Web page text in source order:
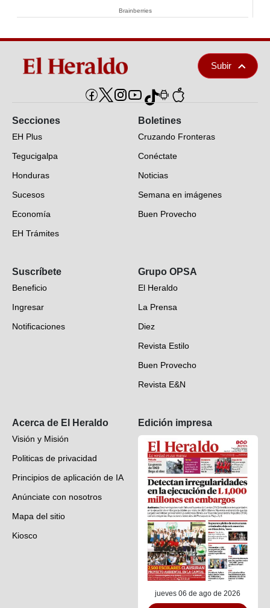
Brainberries
Subir
Secciones
EH Plus
Tegucigalpa
Honduras
Sucesos
Economía
EH Trámites
EH Verifica
Fotogalerías
Deportes
Videos
Boletines
Cruzando Fronteras
Conéctate
Noticias
Semana en imágenes
Buen Provecho
Suscríbete
Beneficio
Ingresar
Notificaciones
Grupo OPSA
El Heraldo
La Prensa
Diez
Revista Estilo
Buen Provecho
Revista E&N
Acerca de El Heraldo
Visión y Misión
Politicas de privacidad
Principios de aplicación de IA
Anúnciate con nosotros
Mapa del sitio
Kiosco
Edición impresa
jueves 06 de ago de 2026